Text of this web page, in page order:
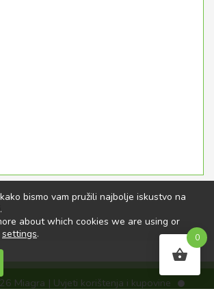
bismo vam pružili najbolje iskustvo na
about which cookies we are using or
settings. 0
Miagra | Uvjeti korištenja i kupovine